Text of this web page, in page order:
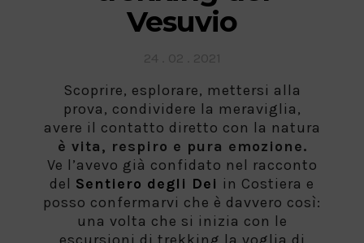
Vesuvio
Scoprire, esplorare, mettersi alla
prova, condividere la meraviglia,
avere il contatto diretto con la natura
è vita, respiro e pura emozione.
Ve l’avevo già confidato nel racconto
del Sentiero degli Dei in Costiera e
posso confermarvi che è davvero così:
una volta che si inizia con le